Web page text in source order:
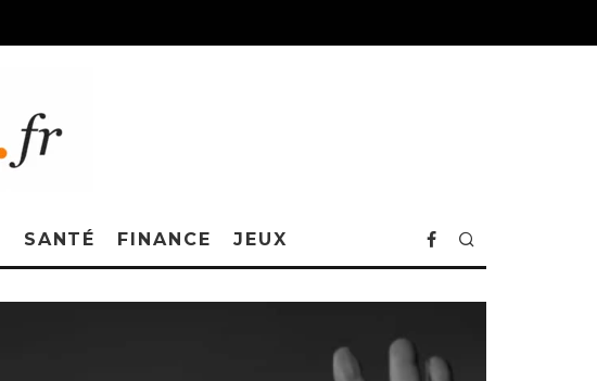
SANTÉ FINANCE JEUX